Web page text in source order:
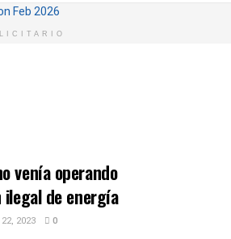
venía operando
ilegal de energía
2023 0